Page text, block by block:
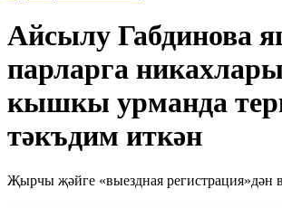
Айсылу Габдинова
парларга
кышкы урманда
тәкъдим иткән
Җырчы җәйге «выездная регистрация»дән